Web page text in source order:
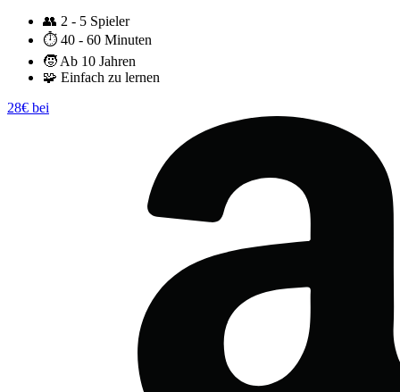
👥 2 - 5 Spieler
⏱️ 40 - 60 Minuten
🧒 Ab 10 Jahren
🧩 Einfach zu lernen
28€ bei